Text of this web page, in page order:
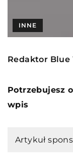
INNE
Redaktor Blue
Potrzebujesz
wpis
Artykuł